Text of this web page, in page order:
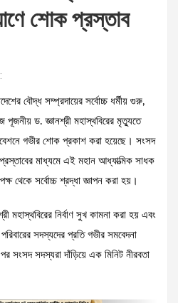
শোক প্রস্তাব
বৌদ্ধ সম্প্রদায়ের সর্বোচ্চ ধর্মীয় গুরু,
ড. জ্ঞানশ্রী মহাস্থবিরের মৃত্যুতে
গভীর শোক প্রকাশ করা হয়েছে। সংসদ
মাধ্যমে এই মহান আধ্যাত্মিক সাধক
থেকে সর্বোচ্চ শ্রদ্ধা জ্ঞাপন করা হয়।
মহাস্থবিরের নির্বাণ সুখ কামনা করা হয় এবং
সদস্যদের প্রতি গভীর সমবেদনা
সংসদ সদস্যরা দাঁড়িয়ে এক মিনিট নীরবতা